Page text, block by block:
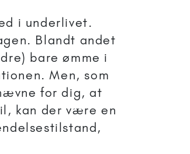
i underlivet.
Blandt andet
bare ømme i
Men, som
for dig, at
kan der være en